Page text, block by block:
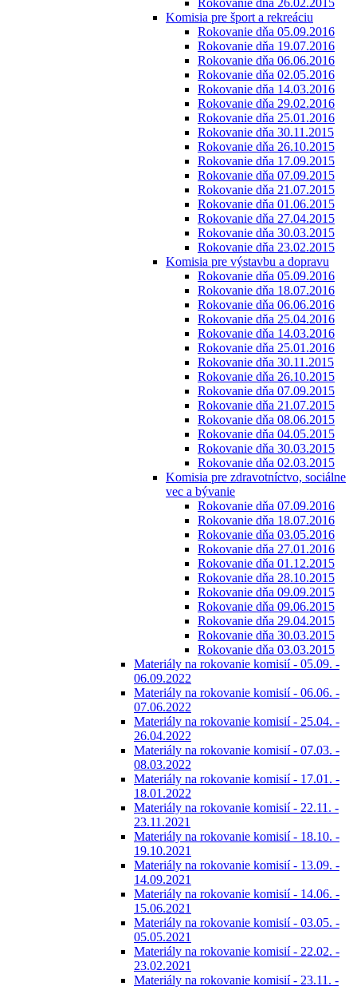
Rokovanie dňa 26.02.2015
Komisia pre šport a rekreáciu
Rokovanie dňa 05.09.2016
Rokovanie dňa 19.07.2016
Rokovanie dňa 06.06.2016
Rokovanie dňa 02.05.2016
Rokovanie dňa 14.03.2016
Rokovanie dňa 29.02.2016
Rokovanie dňa 25.01.2016
Rokovanie dňa 30.11.2015
Rokovanie dňa 26.10.2015
Rokovanie dňa 17.09.2015
Rokovanie dňa 07.09.2015
Rokovanie dňa 21.07.2015
Rokovanie dňa 01.06.2015
Rokovanie dňa 27.04.2015
Rokovanie dňa 30.03.2015
Rokovanie dňa 23.02.2015
Komisia pre výstavbu a dopravu
Rokovanie dňa 05.09.2016
Rokovanie dňa 18.07.2016
Rokovanie dňa 06.06.2016
Rokovanie dňa 25.04.2016
Rokovanie dňa 14.03.2016
Rokovanie dňa 25.01.2016
Rokovanie dňa 30.11.2015
Rokovanie dňa 26.10.2015
Rokovanie dňa 07.09.2015
Rokovanie dňa 21.07.2015
Rokovanie dňa 08.06.2015
Rokovanie dňa 04.05.2015
Rokovanie dňa 30.03.2015
Rokovanie dňa 02.03.2015
Komisia pre zdravotníctvo, sociálne
vec a bývanie
Rokovanie dňa 07.09.2016
Rokovanie dňa 18.07.2016
Rokovanie dňa 03.05.2016
Rokovanie dňa 27.01.2016
Rokovanie dňa 01.12.2015
Rokovanie dňa 28.10.2015
Rokovanie dňa 09.09.2015
Rokovanie dňa 09.06.2015
Rokovanie dňa 29.04.2015
Rokovanie dňa 30.03.2015
Rokovanie dňa 03.03.2015
Materiály na rokovanie komisií - 05.09. -
06.09.2022
Materiály na rokovanie komisií - 06.06. -
07.06.2022
Materiály na rokovanie komisií - 25.04. -
26.04.2022
Materiály na rokovanie komisií - 07.03. -
08.03.2022
Materiály na rokovanie komisií - 17.01. -
18.01.2022
Materiály na rokovanie komisií - 22.11. -
23.11.2021
Materiály na rokovanie komisií - 18.10. -
19.10.2021
Materiály na rokovanie komisií - 13.09. -
14.09.2021
Materiály na rokovanie komisií - 14.06. -
15.06.2021
Materiály na rokovanie komisií - 03.05. -
05.05.2021
Materiály na rokovanie komisií - 22.02. -
23.02.2021
Materiály na rokovanie komisií - 23.11. -